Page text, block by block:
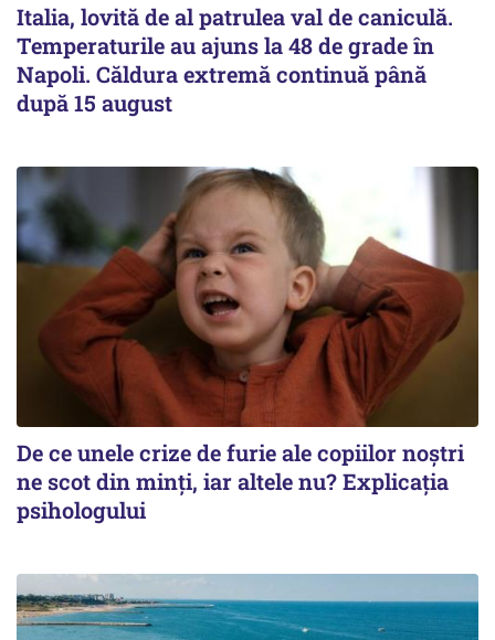
Italia, lovită de al patrulea val de caniculă.
Temperaturile au ajuns la 48 de grade în
Napoli. Căldura extremă continuă până
după 15 august
De ce unele crize de furie ale copiilor noștri
ne scot din minți, iar altele nu? Explicația
psihologului